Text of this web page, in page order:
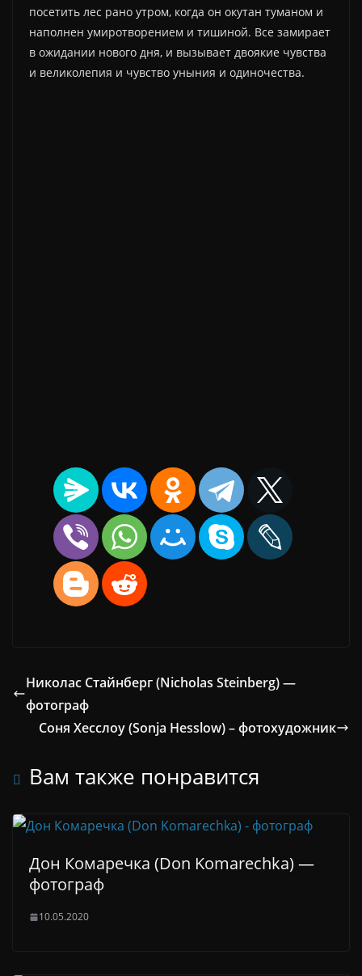
посетить лес рано утром, когда он окутан туманом и
наполнен умиротворением и тишиной. Все замирает
в ожидании нового дня, и вызывает двоякие чувства
и великолепия и чувство уныния и одиночества.
Николас Стайнберг (Nicholas Steinberg) —
фотограф
Соня Хесслоу (Sonja Hesslow) – фотохудожник
Вам также понравится
Дон Комаречка (Don Komarechka) —
фотограф
10.05.2020